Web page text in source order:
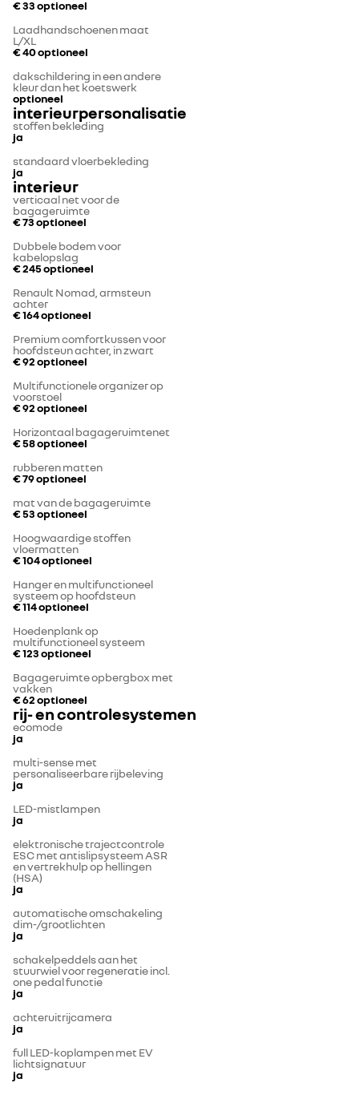
€ 33optioneel
Laadhandschoenen maat
L/XL
€ 40optioneel
dakschildering in een andere
kleur dan het koetswerk
optioneel
interieurpersonalisatie
stoffen bekleding
ja
standaard vloerbekleding
ja
interieur
verticaal net voor de
bagageruimte
€ 73optioneel
Dubbele bodem voor
kabelopslag
€ 245optioneel
Renault Nomad, armsteun
achter
€ 164optioneel
Premium comfortkussen voor
hoofdsteun achter, in zwart
€ 92optioneel
Multifunctionele organizer op
voorstoel
€ 92optioneel
Horizontaal bagageruimtenet
€ 58optioneel
rubberen matten
€ 79optioneel
mat van de bagageruimte
€ 53optioneel
Hoogwaardige stoffen
vloermatten
€ 104optioneel
Hanger en multifunctioneel
systeem op hoofdsteun
€ 114optioneel
Hoedenplank op
multifunctioneel systeem
€ 123optioneel
Bagageruimte opbergbox met
vakken
€ 62optioneel
rij- en controlesystemen
ecomode
ja
multi-sense met
personaliseerbare rijbeleving
ja
LED-mistlampen
ja
elektronische trajectcontrole
ESC met antislipsysteem ASR
en vertrekhulp op hellingen
(HSA)
ja
automatische omschakeling
dim-/grootlichten
ja
schakelpeddels aan het
stuurwiel voor regeneratie incl.
one pedal functie
ja
achteruitrijcamera
ja
full LED-koplampen met EV
lichtsignatuur
ja